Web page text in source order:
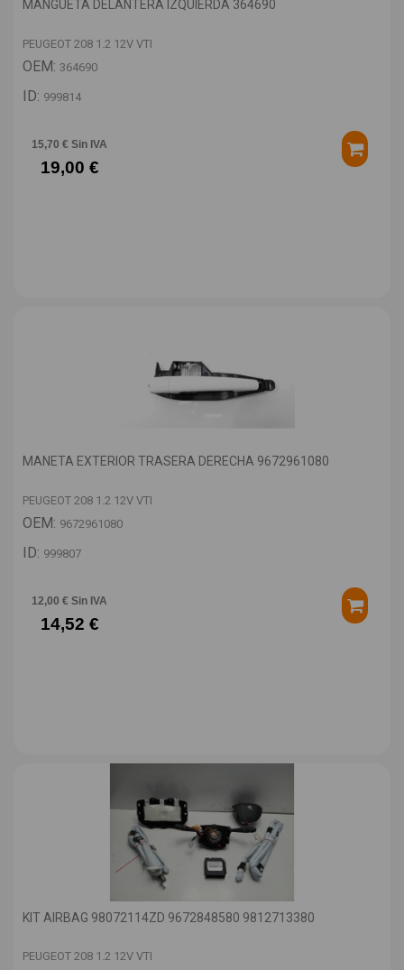
MANGUETA DELANTERA IZQUIERDA 364690
PEUGEOT 208 1.2 12V VTI
OEM: 364690
ID: 999814
15,70 € Sin IVA
19,00 €
MANETA EXTERIOR TRASERA DERECHA 9672961080
PEUGEOT 208 1.2 12V VTI
OEM: 9672961080
ID: 999807
12,00 € Sin IVA
14,52 €
KIT AIRBAG 98072114ZD 9672848580 9812713380
PEUGEOT 208 1.2 12V VTI